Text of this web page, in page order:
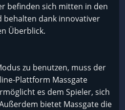
befinden sich mitten in den
behalten dank innovativer
Überblick.
zu benutzen, muss der
Plattform Massgate
es dem Spieler, sich
bietet Massgate die